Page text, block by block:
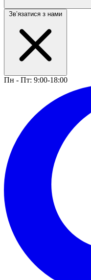
Звʼязатися з нами
Пн - Пт: 9:00-18:00